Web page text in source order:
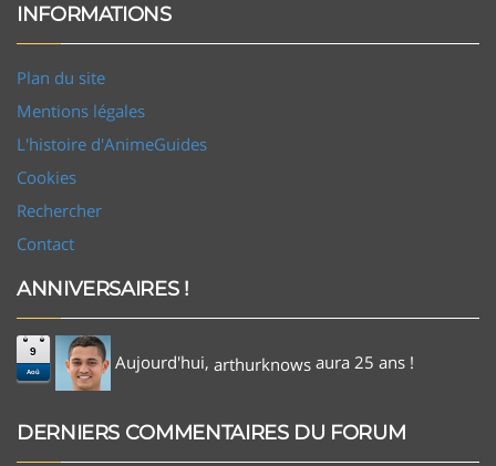
INFORMATIONS
Plan du site
Mentions légales
L'histoire d'AnimeGuides
Cookies
Rechercher
Contact
ANNIVERSAIRES !
9
Aoû Aujourd'hui, arthurknows aura 25 ans !
DERNIERS COMMENTAIRES DU FORUM